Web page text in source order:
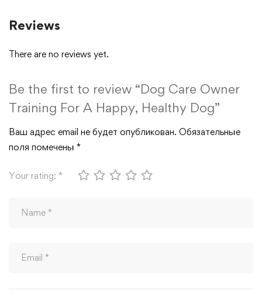
Reviews
There are no reviews yet.
Be the first to review “Dog Care Owner
Training For A Happy, Healthy Dog”
Ваш адрес email не будет опубликован. Обязательные
поля помечены *
Your rating: *